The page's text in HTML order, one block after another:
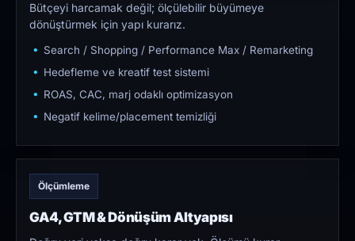
Bütçeyi harcamak değil; ölçülebilir büyümeye
dönüştürmek için yapı kurarız.
Search / Shopping / Performance Max / Remarketing
Hedefleme ve kreatif test sistemi
ROAS, CAC, marj odaklı optimizasyon
Negatif kelime/placement temizliği
Ölçümleme
GA4, GTM & Dönüşüm Altyapısı